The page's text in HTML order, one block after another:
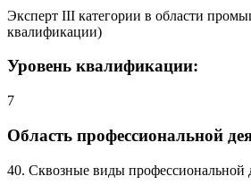
Эксперт III категории в области
квалификации)
Уровень квалификации:
7
Область профессиональной
40. Сквозные виды профессиональной